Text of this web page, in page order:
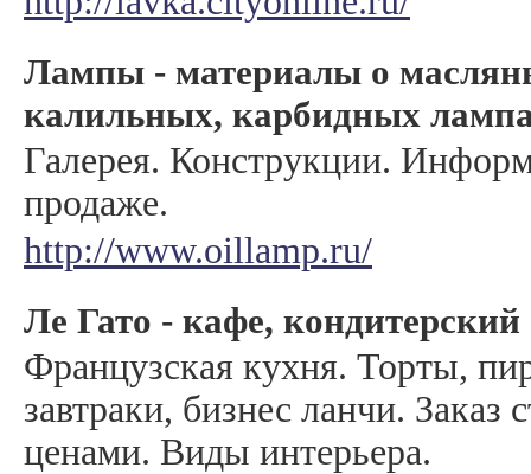
Лампы - материалы о
калильных, карбидных
Галерея. Конструкции.
продаже.
http://www.oillamp.ru/
Ле Гато - кафе, кондитерский
Французская кухня. Торты,
завтраки, бизнес ланчи.
ценами. Виды интерьера.